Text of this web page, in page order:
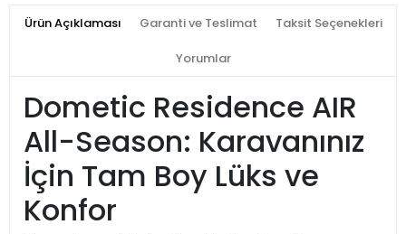
Ürün Açıklaması Garanti ve Teslimat Taksit Seçenekleri
Yorumlar
Dometic Residence AIR
All-Season: Karavanınız
İçin Tam Boy Lüks ve
Konfor